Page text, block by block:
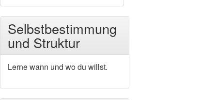
Selbstbestimmung
und Struktur
Lerne wann und wo du willst.